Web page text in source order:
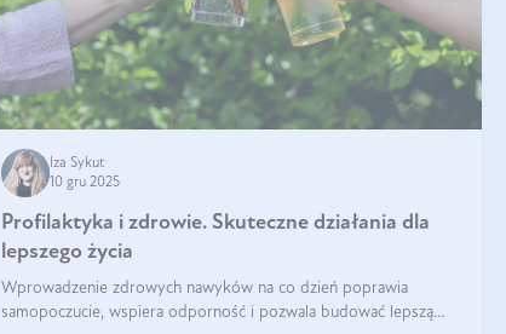
Iza Sykut
10 gru 2025
Profilaktyka i zdrowie. Skuteczne działania dla
lepszego życia
Wprowadzenie zdrowych nawyków na co dzień poprawia
samopoczucie, wspiera odporność i pozwala budować lepszą